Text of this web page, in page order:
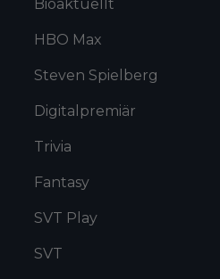
Bioaktuellt
HBO Max
Steven Spielberg
Digitalpremiär
Trivia
Fantasy
SVT Play
SVT